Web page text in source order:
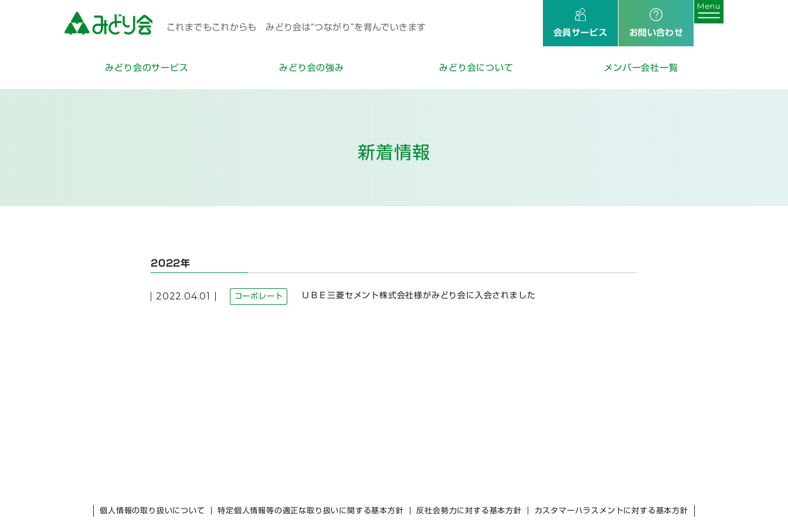
これまでもこれからも みどり会は“つながり”を育んでいきます
会員サービス お問い合わせ
みどり会のサービス みどり会の強み みどり会について メンバー会社一覧
新着情報
2022年
ＵＢＥ三菱セメント株式会社様がみどり会に入会されました
2022.04.01 コーポレート
個人情報の取り扱いについて 特定個人情報等の適正な取り扱いに関する基本方針 反社会勢力に対する基本方針 カスタマーハラスメントに対する基本方針